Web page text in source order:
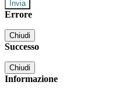
Errore
Chiudi
Successo
Chiudi
Informazione